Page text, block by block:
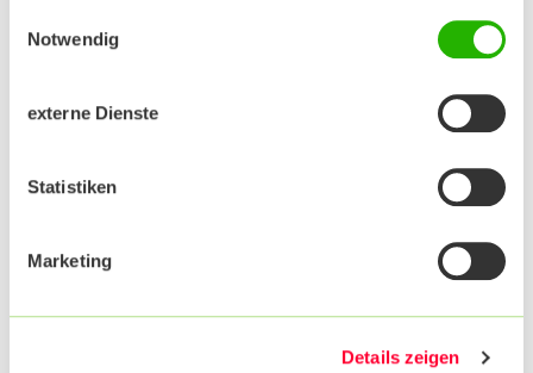
Notwendig
externe Dienste
Statistiken
Marketing
Details zeigen
Pertussis (Keuchhusten)
Rotaviren
Tetanus (Wundstarrkrampf)
Typhus